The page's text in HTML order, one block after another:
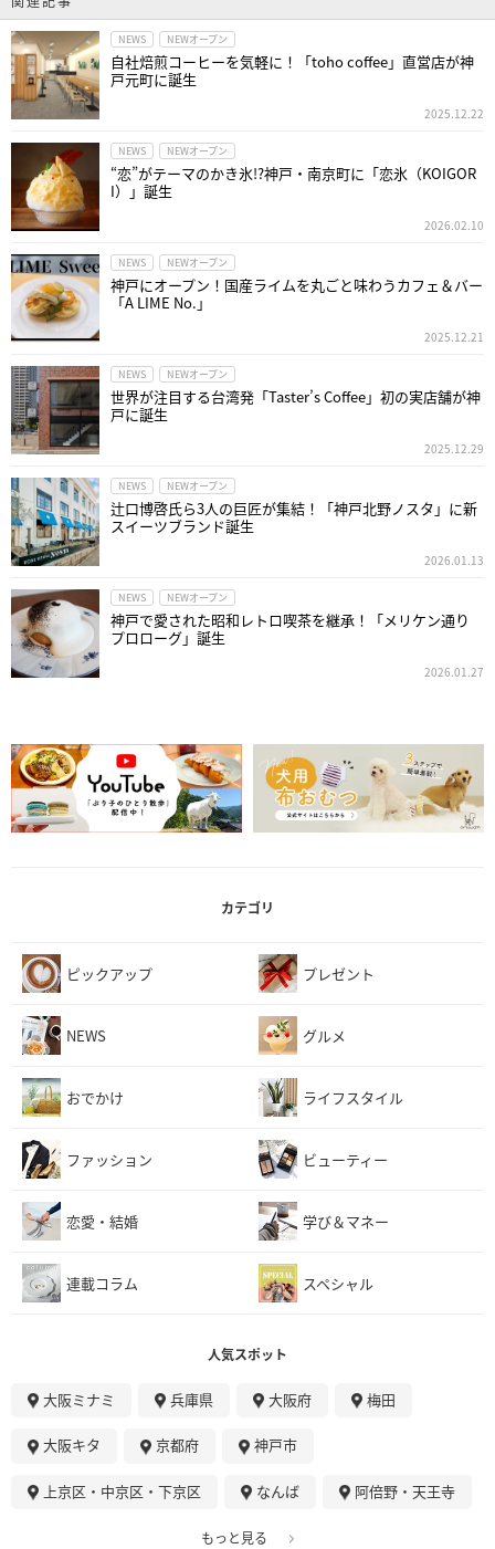
NEWS NEWオープン
自社焙煎コーヒーを気軽に！「toho coffee」直営店が神
戸元町に誕生
2025.12.22
NEWS NEWオープン
“恋”がテーマのかき氷!?神戸・南京町に「恋氷（KOIGOR
I）」誕生
2026.02.10
NEWS NEWオープン
神戸にオープン！国産ライムを丸ごと味わうカフェ＆バー
「A LIME No.」
2025.12.21
NEWS NEWオープン
世界が注目する台湾発「Taster’s Coffee」初の実店舗が神
戸に誕生
2025.12.29
NEWS NEWオープン
辻口博啓氏ら3人の巨匠が集結！「神戸北野ノスタ」に新
スイーツブランド誕生
2026.01.13
NEWS NEWオープン
神戸で愛された昭和レトロ喫茶を継承！「メリケン通り
プロローグ」誕生
2026.01.27
カテゴリ
ピックアップ プレゼント
NEWS グルメ
おでかけ ライフスタイル
ファッション ビューティー
恋愛・結婚 学び＆マネー
連載コラム スペシャル
人気スポット
大阪ミナミ 兵庫県 大阪府 梅田
大阪キタ 京都府 神戸市
上京区・中京区・下京区 なんば 阿倍野・天王寺
もっと見る